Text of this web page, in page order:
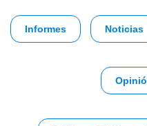
Informes Noticias